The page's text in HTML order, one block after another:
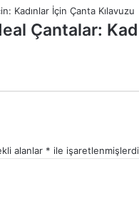
Çantalar:
alanlar * ile